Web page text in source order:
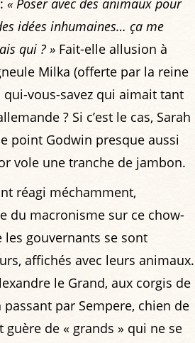
« Poser avec des animaux pour
idées inhumaines… ça me
qui ? » Fait-elle allusion à
Milka (offerte par la reine
qui-vous-savez qui aimait tant
? Si c’est le cas, Sarah
point Godwin presque aussi
vole une tranche de jambon.
réagi méchamment,
du macronisme sur ce chow-
gouvernants se sont
affichés avec leurs animaux.
le Grand, aux corgis de
par Sempere, chien de
guère de « grands » qui ne se